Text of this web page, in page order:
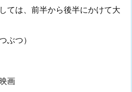
ては、前半から後半にかけて大
ぶつ）
画